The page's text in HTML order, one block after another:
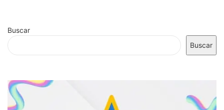
Buscar
Buscar